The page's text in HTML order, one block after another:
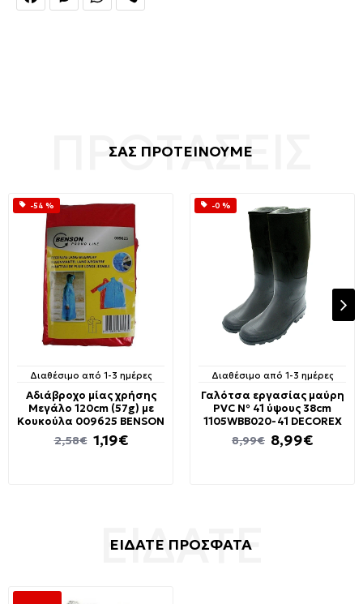
ΣΑΣ ΠΡΟΤΕΙΝΟΥΜΕ
-54 %
Διαθέσιμο από 1-3 ημέρες
Αδιάβροχο μίας χρήσης
Μεγάλο 120cm (57g) με
Κουκούλα 009625 BENSON
1,19€
2,58€
-0 %
Διαθέσιμο από 1-3 ημέρες
Γαλότσα εργασίας μαύρη
PVC № 41 ύψους 38cm
1105WBB020-41 DECOREX
8,99€
8,99€
ΕΙΔΑΤΕ ΠΡΟΣΦΑΤΑ